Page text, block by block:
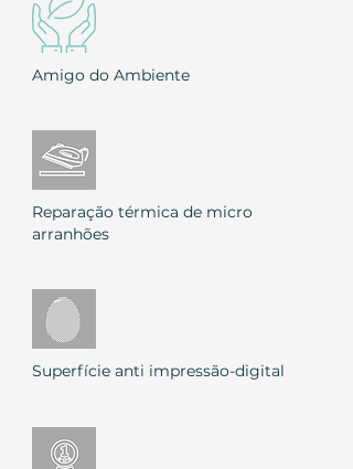
Amigo do Ambiente
Reparação térmica de micro
arranhões
Superfície anti impressão-digital